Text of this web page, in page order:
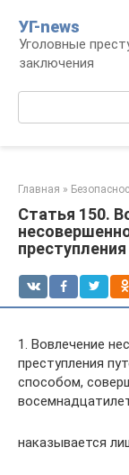
контенту
УГ-news
Уголовные
заключения
Главная »
Статья 150.
преступления
1. Вовлечение
преступления
способом,
наказывается